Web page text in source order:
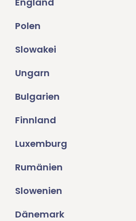
Polen
Slowakei
Ungarn
Bulgarien
Finnland
Luxemburg
Rumänien
Slowenien
Dänemark